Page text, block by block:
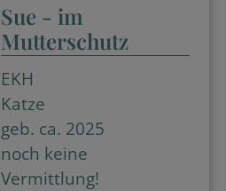
Sue - im
Mutterschutz
EKH
Katze
geb. ca. 2025
noch keine
Vermittlung!